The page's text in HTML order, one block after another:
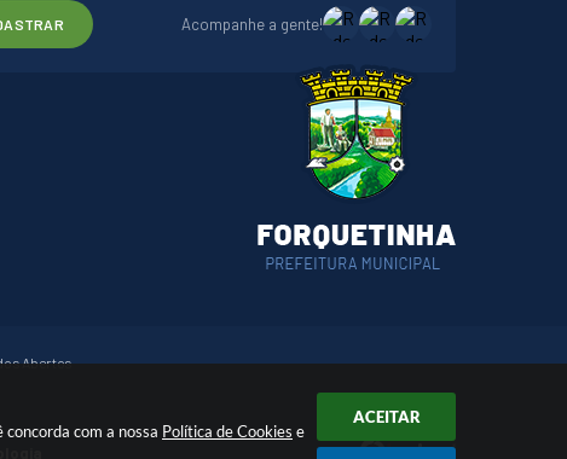
com a nossa Política de Cookies e
ACEITAR
Acompanhe a gente!
Abertos